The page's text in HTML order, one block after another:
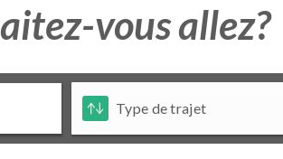
vous allez?